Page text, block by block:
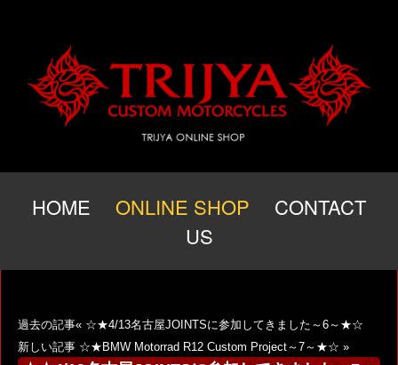
HOME ONLINE SHOP
CONTACT
US
過去の記事« ☆★4/13名古屋JOINTSに参加してきました～6～★☆
新しい記事 ☆★BMW Motorrad R12 Custom Project～7～★☆ »